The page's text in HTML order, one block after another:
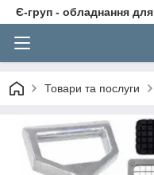
Є-груп - обладнання для
Товари та послуги